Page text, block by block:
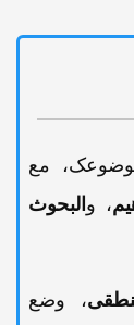
مع
، و البحوث
، وضع